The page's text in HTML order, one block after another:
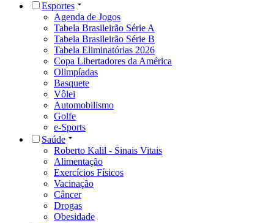
Esportes
Agenda de Jogos
Tabela Brasileirão Série A
Tabela Brasileirão Série B
Tabela Eliminatórias 2026
Copa Libertadores da América
Olimpíadas
Basquete
Vôlei
Automobilismo
Golfe
e-Sports
Saúde
Roberto Kalil - Sinais Vitais
Alimentação
Exercícios Físicos
Vacinação
Câncer
Drogas
Obesidade